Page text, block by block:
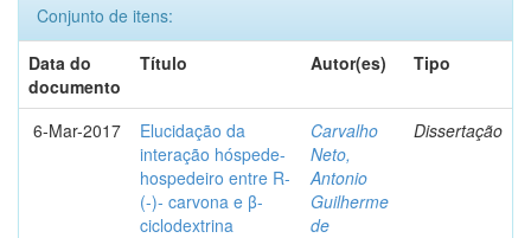
Conjunto de itens:
Data do
documento
Título Autor(es) Tipo
6-Mar-2017
Elucidação da
interação hóspede-
hospedeiro entre R-
(-)- carvona e β-
ciclodextrina
Carvalho
Neto,
Antonio
Guilherme
de
Dissertação